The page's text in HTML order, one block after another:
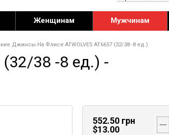
Женщинам Мужчинам
Джинсы На Флисе ATWOLVES AT6657 (32/38 -8 ед.)
38 -8 ед.) -
552.50 грн
$13.00